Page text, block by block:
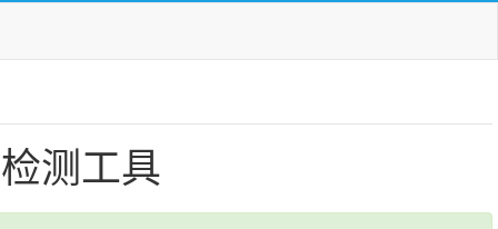
测工具